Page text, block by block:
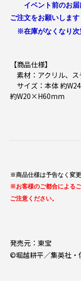
イベント前のお届
ご注文をお願いします
※在庫がなくなり次
【商品仕様】
素材：アクリル、
サイズ：本体 約
約W20×H60mm
※商品仕様は予告なく変
※お客様のご都合による
ご注意ください。
発売元：東宝
©堀越耕平／集英社・